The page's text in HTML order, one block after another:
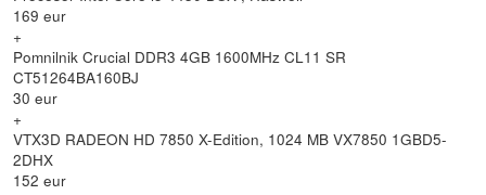
169 eur
+
Pomnilnik Crucial DDR3 4GB 1600MHz CL11 SR
CT51264BA160BJ
30 eur
+
VTX3D RADEON HD 7850 X-Edition, 1024 MB VX7850 1GBD5-
2DHX
152 eur